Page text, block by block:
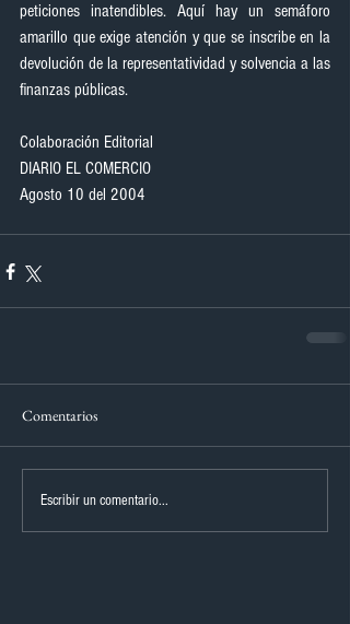
peticiones inatendibles. Aquí hay un semáforo
amarillo que exige atención y que se inscribe en la
devolución de la representatividad y solvencia a las
finanzas públicas.
Colaboración Editorial
DIARIO EL COMERCIO
Agosto 10 del 2004
Comentarios
Escribir un comentario...